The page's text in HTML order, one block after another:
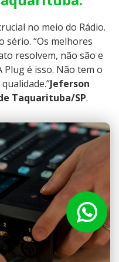
no meio do Rádio.
sério. “Os melhores
resolvem, não são e
Plug é isso. Não tem o
Jeferson
Taquarituba/SP.